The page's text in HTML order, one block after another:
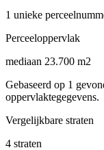
1 unieke
Perceeloppervlak
mediaan 23.700 m2
Gebaseerd op 1
oppervlaktegegevens.
Vergelijkbare straten
4 straten